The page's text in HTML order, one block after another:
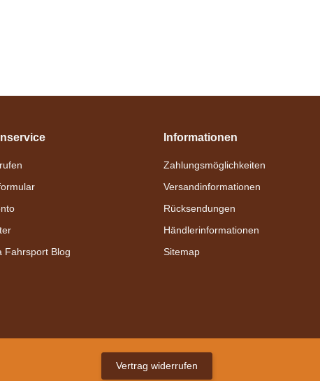
Fahrsport Blog
Informationen
Zahlungsmöglichkeiten
Versandinformationen
Rücksendungen
Händlerinformationen
Sitemap
Vertrag widerrufen